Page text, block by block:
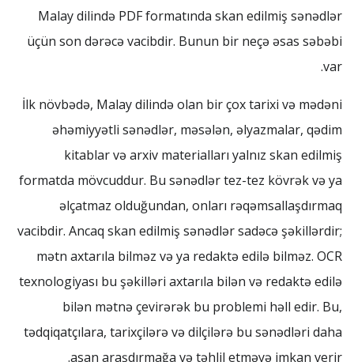
Malay dilində PDF formatında skan edilmiş sənədlər
üçün son dərəcə vacibdir. Bunun bir neçə əsas səbəbi
var.
İlk növbədə, Malay dilində olan bir çox tarixi və mədəni
əhəmiyyətli sənədlər, məsələn, əlyazmalar, qədim
kitablar və arxiv materialları yalnız skan edilmiş
formatda mövcuddur. Bu sənədlər tez-tez kövrək və ya
əlçatmaz olduğundan, onları rəqəmsallaşdırmaq
vacibdir. Ancaq skan edilmiş sənədlər sadəcə şəkillərdir;
mətn axtarıla bilməz və ya redaktə edilə bilməz. OCR
texnologiyası bu şəkilləri axtarıla bilən və redaktə edilə
bilən mətnə çevirərək bu problemi həll edir. Bu,
tədqiqatçılara, tarixçilərə və dilçilərə bu sənədləri daha
asan araşdırmağa və təhlil etməyə imkan verir.